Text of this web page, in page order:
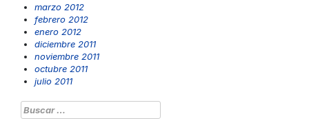
marzo 2012
febrero 2012
enero 2012
diciembre 2011
noviembre 2011
octubre 2011
julio 2011
Buscar: